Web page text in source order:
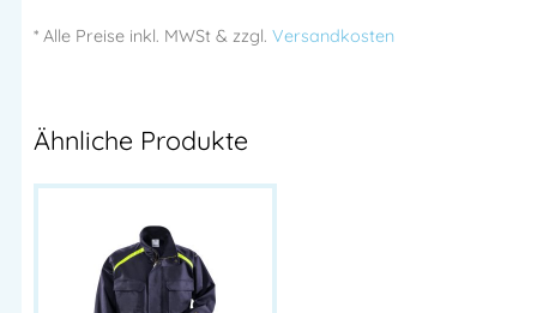
Passform
Bequem, mit Stretch-Zonen
Farbe
941 Dunkelgrau (Innenfarbe)
Hohe Bewegungsfreiheit durch elastische Einsätze
Angenehm leicht – ideal für Übergangszeiten
* Alle Preise inkl. MWSt & zzgl. Versandkosten
Ähnliche Produkte